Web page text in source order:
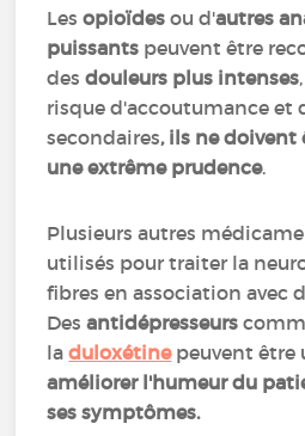
Lesopioïdesou d'autres
puissants peuvent être
desdouleurs plus intenses
risque d'accoutumance et
secondaires, ils ne doivent
une extrême prudence.
Plusieurs autres
utilisés pour traiter la
fibres en association avec
Desantidépresseurs
laduloxétinepeuvent être
améliorer l'humeur du
ses symptômes.